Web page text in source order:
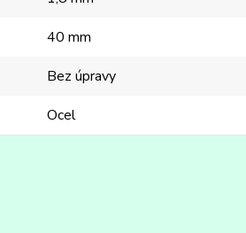
40 mm
Bez úpravy
Ocel